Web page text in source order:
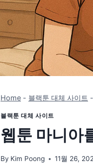
Home - 블랙툰 대체 사이트 -
블랙툰 대체 사이트
웹툰 마니아
By Kim Poong 11월 26,